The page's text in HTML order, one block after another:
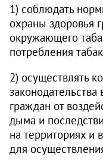
1) соблюдать
охраны здоровья
окружающего
потребления
2) осуществлять
граждан от
дыма и
на территориях и
для